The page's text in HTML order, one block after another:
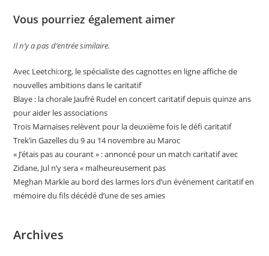
Vous pourriez également aimer
Il n’y a pas d’entrée similaire.
Avec Leetchi:org, le spécialiste des cagnottes en ligne affiche de
nouvelles ambitions dans le caritatif
Blaye : la chorale Jaufré Rudel en concert caritatif depuis quinze ans
pour aider les associations
Trois Marnaises relèvent pour la deuxième fois le défi caritatif
Trek’in Gazelles du 9 au 14 novembre au Maroc
« J’étais pas au courant » : annoncé pour un match caritatif avec
Zidane, Jul n’y sera « malheureusement pas
Meghan Markle au bord des larmes lors d’un événement caritatif en
mémoire du fils décédé d’une de ses amies
Archives